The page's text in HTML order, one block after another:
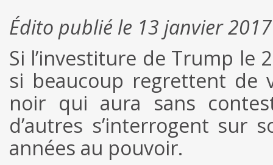
Édito publié le 13 janvier 2017
Si l’investiture de Trump le
si beaucoup regrettent de
noir qui aura sans
d’autres s’interrogent sur
années au pouvoir.